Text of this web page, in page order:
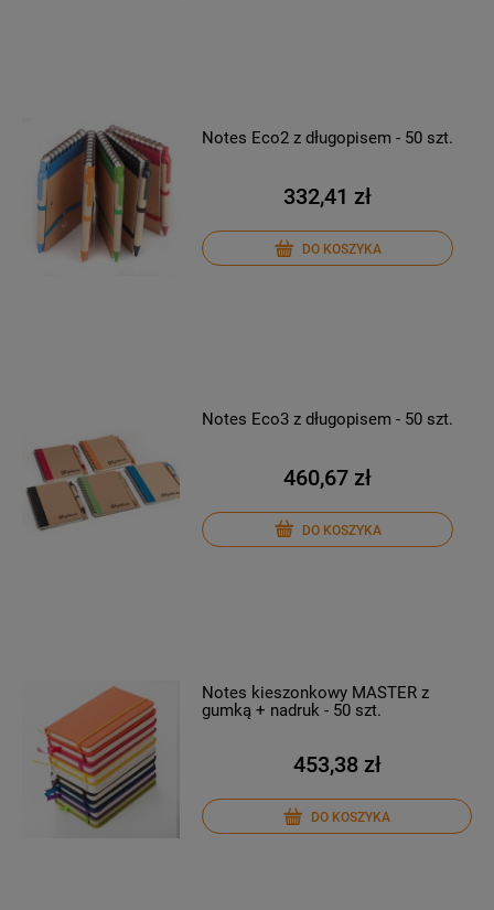
Notes Eco2 z długopisem - 50 szt.
332,41 zł
DO KOSZYKA
Notes Eco3 z długopisem - 50 szt.
460,67 zł
DO KOSZYKA
Notes kieszonkowy MASTER z
gumką + nadruk - 50 szt.
453,38 zł
DO KOSZYKA